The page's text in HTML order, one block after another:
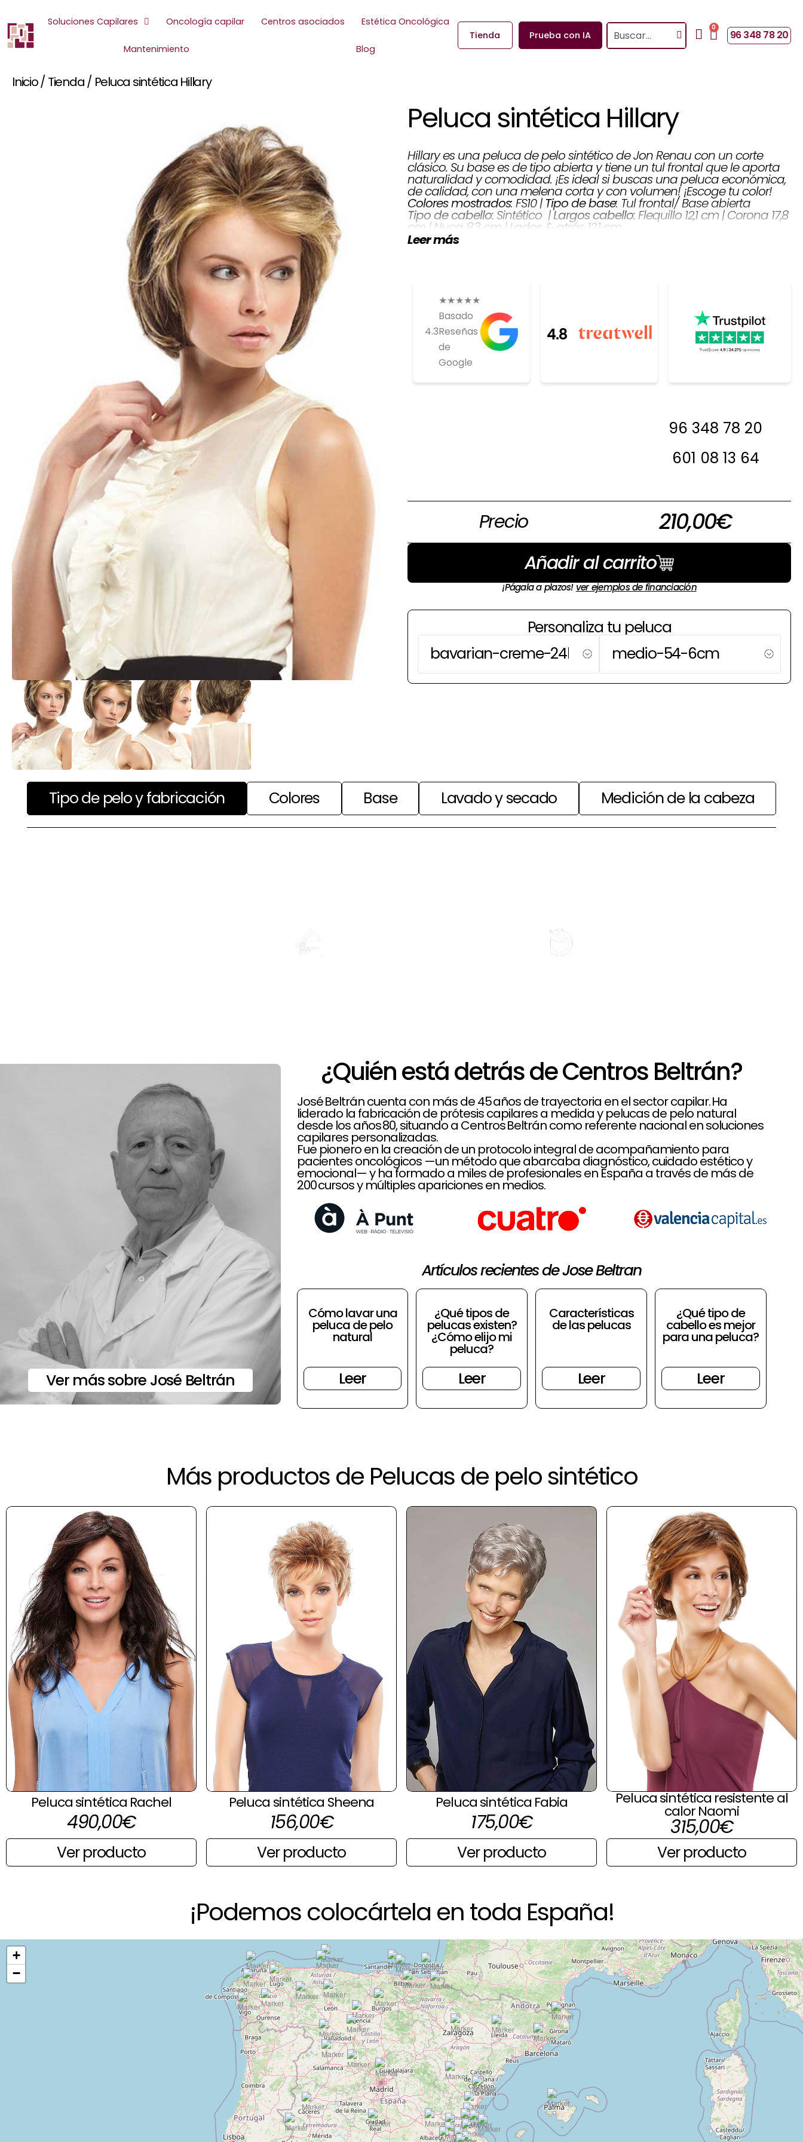
al
contenido
Soluciones Capilares Oncología capilar Centros asociados Estética Oncológica
Mantenimiento Blog
Tienda Prueba con IA Search 0
Cart96 348 78 20
Inicio/ Tienda/ Peluca sintética Hillary
Peluca sintética Hillary
Hillary es una peluca de pelo sintético de Jon Renau con un corte
clásico. Su base es de tipo abierta y tiene un tul frontal que le aporta
naturalidad y comodidad. ¡Es ideal si buscas una peluca económica,
de calidad, con una melena corta y con volumen! ¡Escoge tu color!
Colores mostrados: FS10 | Tipo de base: Tul frontal/ Base abierta
Tipo de cabello: Sintético |Largos cabello:Flequillo 12,1 cm | Corona 17,8
cm | Nuca 8,3 cm | Lados & atrás 12,1 cm
Leer más
4.3
★★★★★
Basado
Reseñas
de
Google
4.8
96 348 78 20
601 08 13 64
Precio 210,00€
Añadir al carrito
¡Págala a plazos! ver ejemplos de financiación
Personaliza tu peluca
Tipo de pelo y fabricación Colores Base Lavado y secado Medición de la cabeza
Ver más sobre José Beltrán
¿Quién está detrás de Centros Beltrán?
José Beltrán cuenta con más de 45 años de trayectoria en el sector capilar. Ha
liderado la fabricación de prótesis capilares a medida y pelucas de pelo natural
desde los años 80, situando a Centros Beltrán como referente nacional en soluciones
capilares personalizadas.
Fue pionero en la creación de un protocolo integral de acompañamiento para
pacientes oncológicos —un método que abarcaba diagnóstico, cuidado estético y
emocional— y ha formado a miles de profesionales en España a través de más de
200 cursos y múltiples apariciones en medios.
Artículos recientes de Jose Beltran
Cómo lavar una
peluca de pelo
natural
Leer
¿Qué tipos de
pelucas existen?
¿Cómo elijo mi
peluca?
Leer
Características
de las pelucas
Leer
¿Qué tipo de
cabello es mejor
para una peluca?
Leer
Más productos de Pelucas de pelo sintético
Peluca sintética Rachel
490,00€
Ver producto
Peluca sintética Sheena
156,00€
Ver producto
Peluca sintética Fabia
175,00€
Ver producto
Peluca sintética resistente al
calor Naomi
315,00€
Ver producto
¡Podemos colocártela en toda España!
+
−